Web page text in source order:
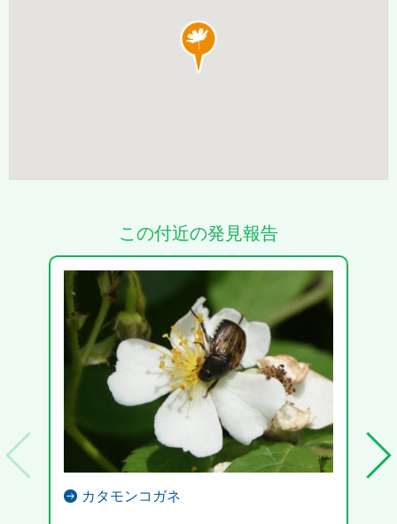
この付近の発見報告
カタモンコガネ